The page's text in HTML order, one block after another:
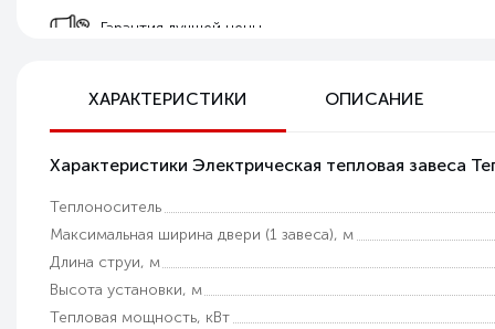
Гарантия лучшей цены
Возможность самовывоза
Техническая поддержка
Гарантия качества
ХАРАКТЕРИСТИКИ ОПИСАНИЕ
Характеристики Электрическая тепловая завеса
Теплоноситель
Максимальная ширина двери (1 завеса), м
Длина струи, м
Высота установки, м
Тепловая мощность, кВт